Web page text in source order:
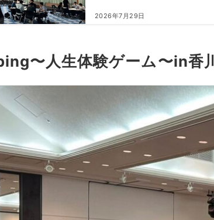
2026年7月29日
〜人生体験ゲーム〜in香川